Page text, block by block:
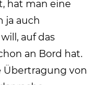
hat man eine
ja auch
auf das
an Bord hat.
Übertragung von